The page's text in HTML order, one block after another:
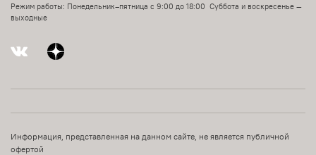
Режим работы: Понедельник–пятница с 9:00 до 18:00 Суббота и воскресенье —
выходные
Информация, представленная на данном сайте, не является публичной
офертой